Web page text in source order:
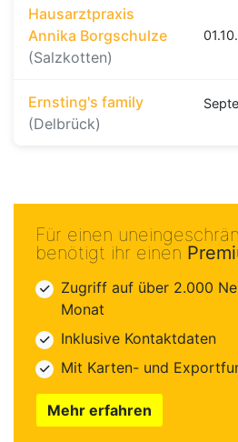
Hausarztpraxis
Annika Borgschulze
(Salzkotten)
Ernsting's family
(Delbrück)
Für einen
benötigt ihr einen
Zugriff auf über 2.000
Monat
Inklusive Kontaktdaten
Mit Karten- und
Mehr erfahren